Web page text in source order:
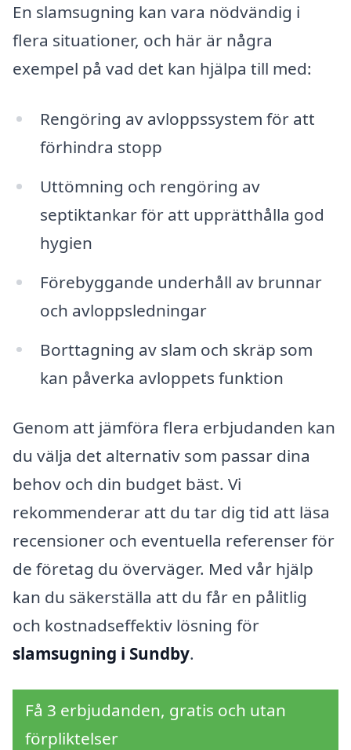
En slamsugning kan vara nödvändig i
flera situationer, och här är några
exempel på vad det kan hjälpa till med:
Rengöring av avloppssystem för att
förhindra stopp
Uttömning och rengöring av
septiktankar för att upprätthålla god
hygien
Förebyggande underhåll av brunnar
och avloppsledningar
Borttagning av slam och skräp som
kan påverka avloppets funktion
Genom att jämföra flera erbjudanden kan
du välja det alternativ som passar dina
behov och din budget bäst. Vi
rekommenderar att du tar dig tid att läsa
recensioner och eventuella referenser för
de företag du överväger. Med vår hjälp
kan du säkerställa att du får en pålitlig
och kostnadseffektiv lösning för
slamsugning i Sundby.
Få 3 erbjudanden, gratis och utan
förpliktelser